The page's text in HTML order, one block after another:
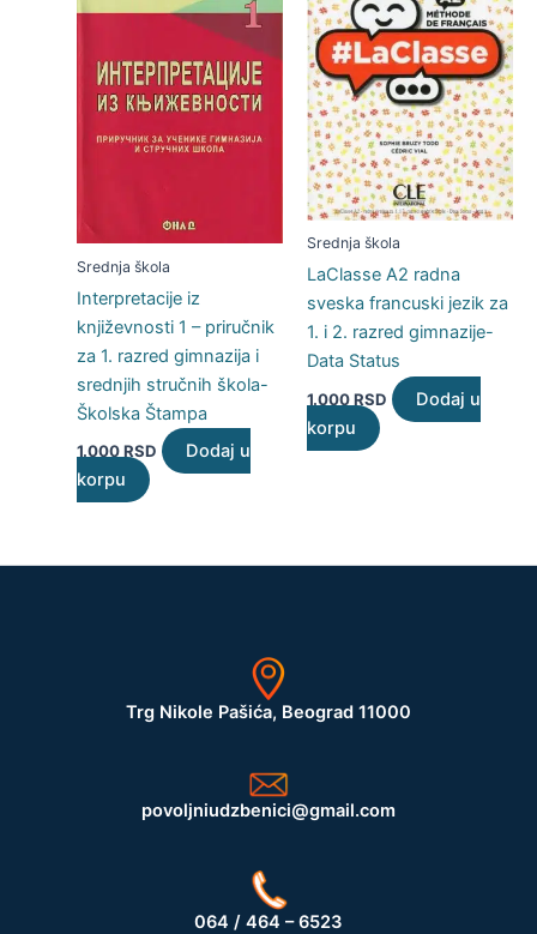
Srednja škola
Interpretacije iz
književnosti 1 – priručnik
za 1. razred gimnazija i
srednjih stručnih škola-
Školska Štampa
1.000RSD
Dodaj u
korpu
Srednja škola
LaClasse A2 radna
sveska francuski jezik za
1. i 2. razred gimnazije-
Data Status
1.000RSD
Dodaj u
korpu
Trg Nikole Pašića, Beograd 11000
povoljniudzbenici@gmail.com
064 / 464 – 6523